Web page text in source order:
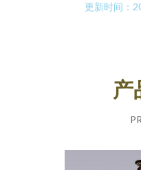
更新时间：
产